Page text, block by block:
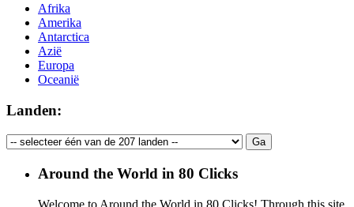
Afrika
Amerika
Antarctica
Azië
Europa
Oceanië
Landen:
Around the World in 80 Clicks
Welcome to Around the World in 80 Clicks! Through this site,